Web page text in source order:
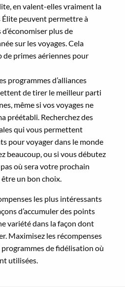
en valent-elles vraiment la
Élite peuvent permettre à
plus de
sur les voyages. Cela
de primes aériennes pour
programmes d’alliances
de tirer le meilleur parti
même si vos voyages ne
préétabli. Recherchez des
qui vous permettent
pour voyager dans le monde
beaucoup, ou si vous débutez
où sera votre prochain
un bon choix.
les plus intéressants
d’accumuler des points
variété dans la façon dont
Maximisez les récompenses
de fidélisation où
utilisées.